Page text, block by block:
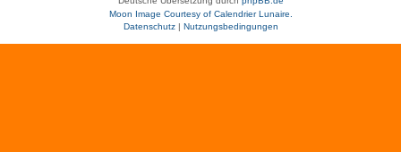
Moon Image Courtesy of Calendrier Lunaire.
Datenschutz| Nutzungsbedingungen